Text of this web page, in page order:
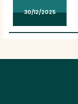
30/12/2025